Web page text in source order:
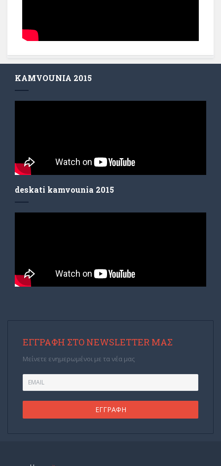
KAMVOUNIA 2015
deskati kamvounia 2015
ΕΓΓΡΑΦΉ ΣΤΟ NEWSLETTER ΜΑΣ
Μείνετε ενημερωμένοι με τα νέα μας